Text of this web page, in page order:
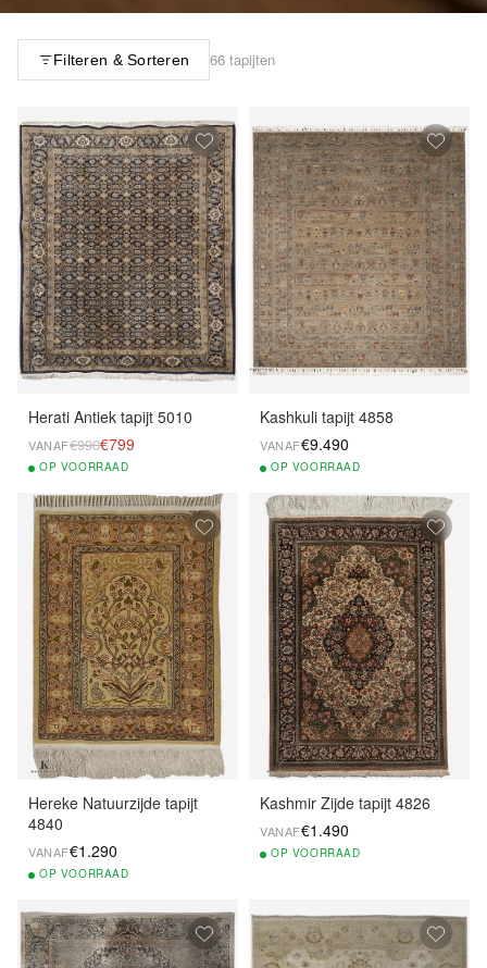
Filteren & Sorteren 66 tapijten
Herati Antiek tapijt 5010
VANAF€990€799
OP VOORRAAD
Kashkuli tapijt 4858
VANAF€9.490
OP VOORRAAD
Hereke Natuurzijde tapijt
4840
VANAF€1.290
OP VOORRAAD
Kashmir Zijde tapijt 4826
VANAF€1.490
OP VOORRAAD